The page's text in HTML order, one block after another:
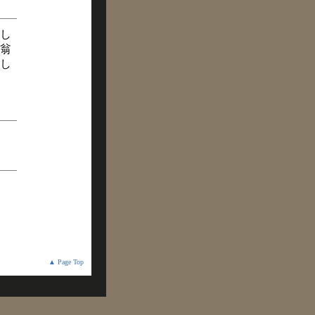
▲ Page Top